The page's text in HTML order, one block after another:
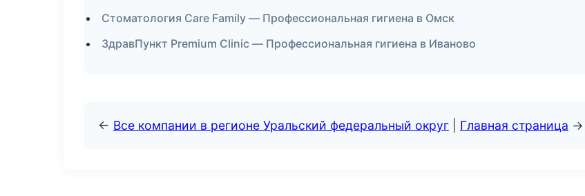
Стоматология Care Family — Профессиональная гигиена в Омск
ЗдравПункт Premium Clinic — Профессиональная гигиена в Иваново
← Все компании в регионе Уральский федеральный округ Главная страница →